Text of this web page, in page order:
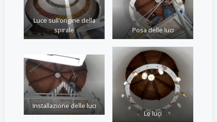
Luce sull’origine della
spirale
Posa delle luci
Installazione delle luci
Le luci